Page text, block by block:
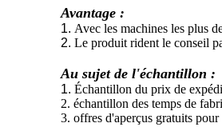
Avantage :
1. Avec les machines les plus
2. Le produit rident le conseil
Au sujet de l'échantillon :
1. Échantillon du prix de
2. échantillon des temps de
3. offres d'aperçus gratuits